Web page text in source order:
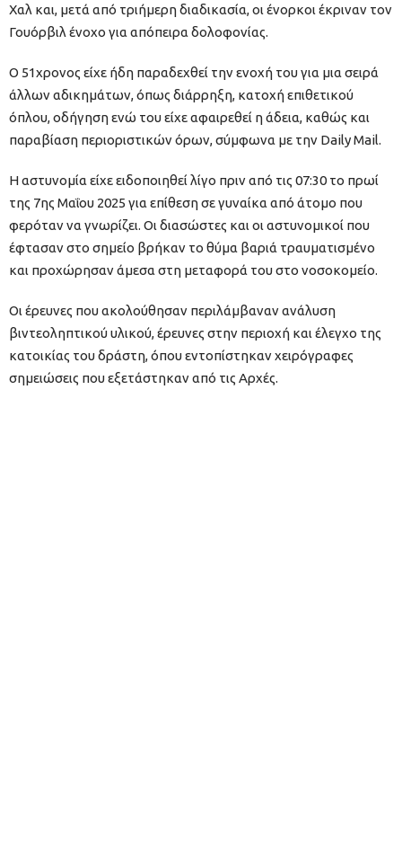
Χαλ και, μετά από τριήμερη διαδικασία, οι ένορκοι έκριναν τον
Γουόρβιλ ένοχο για απόπειρα δολοφονίας.
Ο 51χρονος είχε ήδη παραδεχθεί την ενοχή του για μια σειρά
άλλων αδικημάτων, όπως διάρρηξη, κατοχή επιθετικού
όπλου, οδήγηση ενώ του είχε αφαιρεθεί η άδεια, καθώς και
παραβίαση περιοριστικών όρων, σύμφωνα με την Daily Mail.
Η αστυνομία είχε ειδοποιηθεί λίγο πριν από τις 07:30 το πρωί
της 7ης Μαΐου 2025 για επίθεση σε γυναίκα από άτομο που
φερόταν να γνωρίζει. Οι διασώστες και οι αστυνομικοί που
έφτασαν στο σημείο βρήκαν το θύμα βαριά τραυματισμένο
και προχώρησαν άμεσα στη μεταφορά του στο νοσοκομείο.
Οι έρευνες που ακολούθησαν περιλάμβαναν ανάλυση
βιντεοληπτικού υλικού, έρευνες στην περιοχή και έλεγχο της
κατοικίας του δράστη, όπου εντοπίστηκαν χειρόγραφες
σημειώσεις που εξετάστηκαν από τις Αρχές.